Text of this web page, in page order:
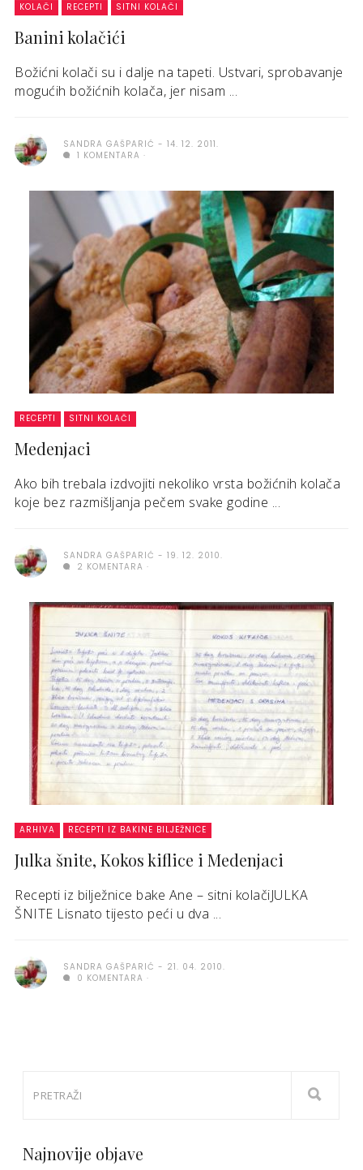
KOLAČI RECEPTI SITNI KOLAČI
Banini kolačići
Božićni kolači su i dalje na tapeti. Ustvari, sprobavanje
mogućih božićnih kolača, jer nisam ...
SANDRA GAŠPARIĆ
14. 12. 2011.
1 KOMENTARA
RECEPTI SITNI KOLAČI
Medenjaci
Ako bih trebala izdvojiti nekoliko vrsta božićnih kolača
koje bez razmišljanja pečem svake godine ...
SANDRA GAŠPARIĆ
19. 12. 2010.
2 KOMENTARA
ARHIVA RECEPTI IZ BAKINE BILJEŽNICE
Julka šnite, Kokos kiflice i Medenjaci
Recepti iz bilježnice bake Ane – sitni kolačiJULKA
ŠNITE Lisnato tijesto peći u dva ...
SANDRA GAŠPARIĆ
21. 04. 2010.
0 KOMENTARA
Najnovije objave